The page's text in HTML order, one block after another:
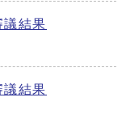
結果
結果